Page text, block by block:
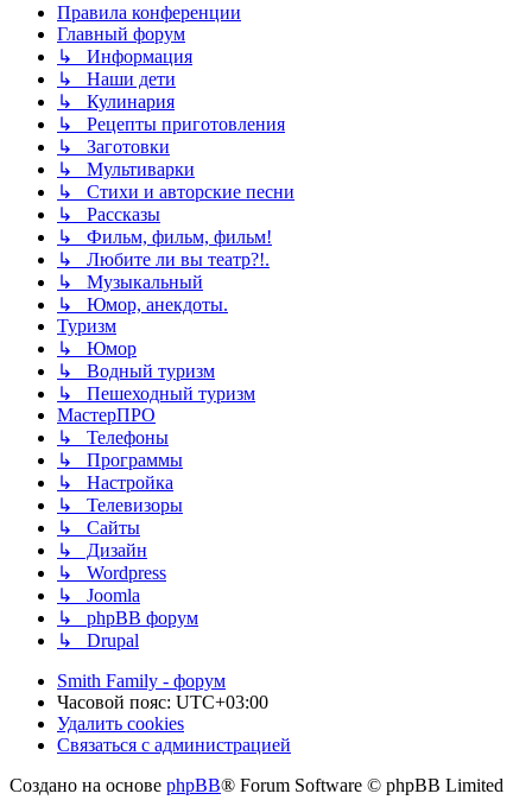
Правила конференции
Главный форум
↳ Информация
↳ Наши дети
↳ Кулинария
↳ Рецепты приготовления
↳ Заготовки
↳ Мультиварки
↳ Стихи и авторские песни
↳ Рассказы
↳ Фильм, фильм, фильм!
↳ Любите ли вы театр?!.
↳ Музыкальный
↳ Юмор, анекдоты.
Туризм
↳ Юмор
↳ Водный туризм
↳ Пешеходный туризм
МастерПРО
↳ Телефоны
↳ Программы
↳ Настройка
↳ Телевизоры
↳ Сайты
↳ Дизайн
↳ Wordpress
↳ Joomla
↳ phpBB форум
↳ Drupal
Smith Family - форум
Часовой пояс: UTC+03:00
Удалить cookies
Связаться с администрацией
Создано на основе phpBB® Forum Software © phpBB Limited